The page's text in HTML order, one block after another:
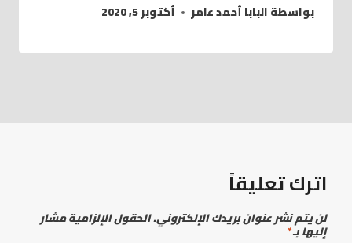
بواسطةالبابا أحمد عامر أكتوبر 5, 2020
اترك تعليقاً
لن يتم نشر عنوان بريدك الإلكتروني.الحقول الإلزامية مشار
إليها بـ*